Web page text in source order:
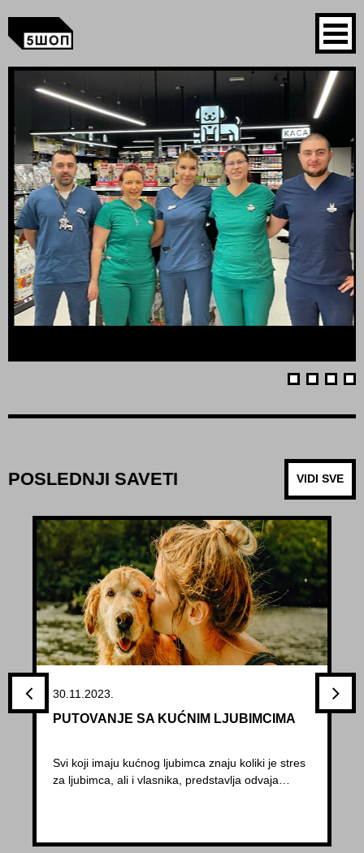
POSLEDNJI SAVETI VIDI SVE
30.11.2023.
PUTOVANJE SA KUĆNIM LJUBIMCIMA
Svi koji imaju kućnog ljubimca znaju koliki je stres
za ljubimca, ali i vlasnika, predstavlja odvaja…